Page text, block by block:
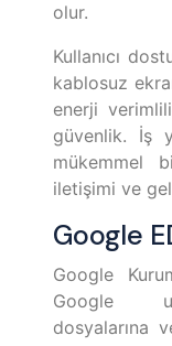
olur.
Kullanıcı
kablosuz
enerji
güvenlik. İş
mükemmel
iletişimi ve
Google
Google
Google
dosyalarına